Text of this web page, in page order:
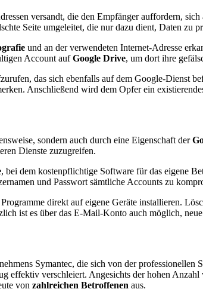
versandt, die den Empfänger auffordern,
Seite umgeleitet, die nur dazu dient, Daten zu
und an der verwendeten Internet-Adresse
Account aufGoogle Drive, um dort ihre
das sich ebenfalls auf dem Google-Dienst
Anschließend wird dem Opfer ein
sondern auch durch eine Eigenschaft der
Dienste zuzugreifen.
, bei dem kostenpflichtige Software für das eigene
und Passwort sämtliche Accounts zu
direkt auf eigene Geräte installieren.
ist es über das E-Mail-Konto auch möglich,
Symantec, die sich von der
effektiv verschleiert. Angesichts der hohen
von zahlreichen Betroffenen aus.